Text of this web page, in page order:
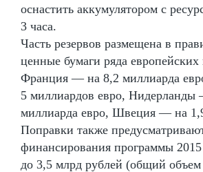
оснастить аккумулятором с
3 часа.
Часть резервов размещена в
ценные бумаги ряда европейских
Франция — на 8,2 миллиарда
5 миллиардов евро,
миллиарда евро, Швеция — на
Поправки также
финансирования программы
до 3,5 млрд рублей (общий